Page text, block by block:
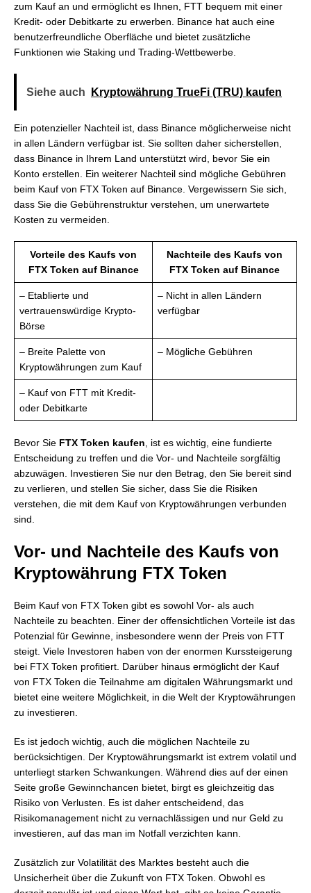
zum Kauf an und ermöglicht es Ihnen, FTT bequem mit einer
Kredit- oder Debitkarte zu erwerben. Binance hat auch eine
benutzerfreundliche Oberfläche und bietet zusätzliche
Funktionen wie Staking und Trading-Wettbewerbe.
Siehe auch Kryptowährung TrueFi (TRU) kaufen
Ein potenzieller Nachteil ist, dass Binance möglicherweise nicht
in allen Ländern verfügbar ist. Sie sollten daher sicherstellen,
dass Binance in Ihrem Land unterstützt wird, bevor Sie ein
Konto erstellen. Ein weiterer Nachteil sind mögliche Gebühren
beim Kauf von FTX Token auf Binance. Vergewissern Sie sich,
dass Sie die Gebührenstruktur verstehen, um unerwartete
Kosten zu vermeiden.
Vorteile des Kaufs von
FTX Token auf Binance
Nachteile des Kaufs von
FTX Token auf Binance
– Etablierte und
vertrauenswürdige Krypto-
Börse
– Nicht in allen Ländern
verfügbar
– Breite Palette von
Kryptowährungen zum Kauf
– Mögliche Gebühren
– Kauf von FTT mit Kredit-
oder Debitkarte
Bevor Sie FTX Token kaufen , ist es wichtig, eine fundierte
Entscheidung zu treffen und die Vor- und Nachteile sorgfältig
abzuwägen. Investieren Sie nur den Betrag, den Sie bereit sind
zu verlieren, und stellen Sie sicher, dass Sie die Risiken
verstehen, die mit dem Kauf von Kryptowährungen verbunden
sind.
Vor- und Nachteile des Kaufs von
Kryptowährung FTX Token
Beim Kauf von FTX Token gibt es sowohl Vor- als auch
Nachteile zu beachten. Einer der offensichtlichen Vorteile ist das
Potenzial für Gewinne, insbesondere wenn der Preis von FTT
steigt. Viele Investoren haben von der enormen Kurssteigerung
bei FTX Token profitiert. Darüber hinaus ermöglicht der Kauf
von FTX Token die Teilnahme am digitalen Währungsmarkt und
bietet eine weitere Möglichkeit, in die Welt der Kryptowährungen
zu investieren.
Es ist jedoch wichtig, auch die möglichen Nachteile zu
berücksichtigen. Der Kryptowährungsmarkt ist extrem volatil und
unterliegt starken Schwankungen. Während dies auf der einen
Seite große Gewinnchancen bietet, birgt es gleichzeitig das
Risiko von Verlusten. Es ist daher entscheidend, das
Risikomanagement nicht zu vernachlässigen und nur Geld zu
investieren, auf das man im Notfall verzichten kann.
Zusätzlich zur Volatilität des Marktes besteht auch die
Unsicherheit über die Zukunft von FTX Token. Obwohl es